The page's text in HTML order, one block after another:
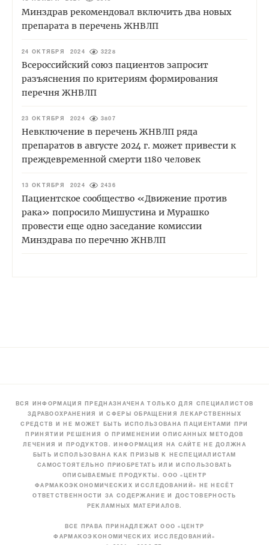
Минздрав рекомендовал включить два новых
препарата в перечень ЖНВЛП
24 ОКТЯБРЯ 2024 3228
Всероссийский союз пациентов запросит
разъяснения по критериям формирования
перечня ЖНВЛП
23 ОКТЯБРЯ 2024 3807
Невключение в перечень ЖНВЛП ряда
препаратов в августе 2024 г. может привести к
преждевременной смерти 1180 человек
13 ОКТЯБРЯ 2024 2436
Пациентское сообщество «Движение против
рака» попросило Мишустина и Мурашко
провести еще одно заседание комиссии
Минздрава по перечню ЖНВЛП
ВСЯ ИНФОРМАЦИЯ ПРЕДНАЗНАЧЕНА ТОЛЬКО ДЛЯ СПЕЦИАЛИСТОВ
ЗДРАВООХРАНЕНИЯ И СФЕРЫ ОБРАЩЕНИЯ ЛЕКАРСТВЕННЫХ
СРЕДСТВ И НЕ МОЖЕТ БЫТЬ ИСПОЛЬЗОВАНА ПАЦИЕНТАМИ ПРИ
ПРИНЯТИИ РЕШЕНИЯ О ПРИМЕНЕНИИ ОПИСАННЫХ МЕТОДОВ
ЛЕЧЕНИЯ И ПРОДУКТОВ. ИНФОРМАЦИЯ НА САЙТЕ НЕ ДОЛЖНА
БЫТЬ ИСПОЛЬЗОВАНА КАК ПРИЗЫВ К НЕСПЕЦИАЛИСТАМ
САМОСТОЯТЕЛЬНО ПРИОБРЕТАТЬ ИЛИ ИСПОЛЬЗОВАТЬ
ОПИСЫВАЕМЫЕ ПРОДУКТЫ. ООО «ЦЕНТР
ФАРМАКОЭКОНОМИЧЕСКИХ ИССЛЕДОВАНИЙ» НЕ НЕСЁТ
ОТВЕТСТВЕННОСТИ ЗА СОДЕРЖАНИЕ И ДОСТОВЕРНОСТЬ
РЕКЛАМНЫХ МАТЕРИАЛОВ.
ВСЕ ПРАВА ПРИНАДЛЕЖАТ ООО «ЦЕНТР
ФАРМАКОЭКОНОМИЧЕСКИХ ИССЛЕДОВАНИЙ»